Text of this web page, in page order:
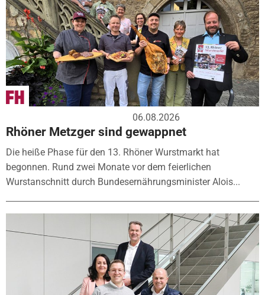
06.08.2026
Rhöner Metzger sind gewappnet
Die heiße Phase für den 13. Rhöner Wurstmarkt hat
begonnen. Rund zwei Monate vor dem feierlichen
Wurstanschnitt durch Bundesernährungsminister Alois...